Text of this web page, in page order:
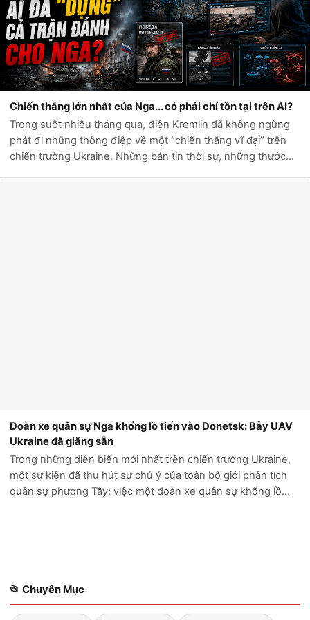
Chiến thắng lớn nhất của Nga... có phải chỉ tồn tại trên AI?
Trong suốt nhiều tháng qua, điện Kremlin đã không ngừng
phát đi những thông điệp về một “chiến thắng vĩ đại” trên
chiến trường Ukraine. Những bản tin thời sự, những thước
Đoàn xe quân sự Nga khổng lồ tiến vào Donetsk: Bẫy UAV
Ukraine đã giăng sẵn
Trong những diễn biến mới nhất trên chiến trường Ukraine,
một sự kiện đã thu hút sự chú ý của toàn bộ giới phân tích
quân sự phương Tây: việc một đoàn xe quân sự khổng lồ
📂 Chuyên Mục